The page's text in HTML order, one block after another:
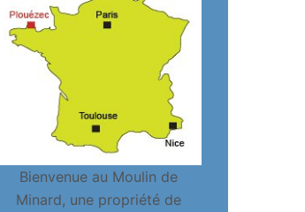
Bienvenue au Moulin de
Minard, une propriété de